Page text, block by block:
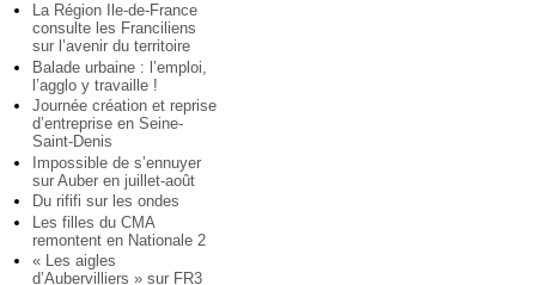
La Région Ile-de-France
consulte les Franciliens
sur l’avenir du territoire
Balade urbaine : l’emploi,
l’agglo y travaille !
Journée création et reprise
d’entreprise en Seine-
Saint-Denis
Impossible de s’ennuyer
sur Auber en juillet-août
Du rififi sur les ondes
Les filles du CMA
remontent en Nationale 2
« Les aigles
d’Aubervilliers » sur FR3